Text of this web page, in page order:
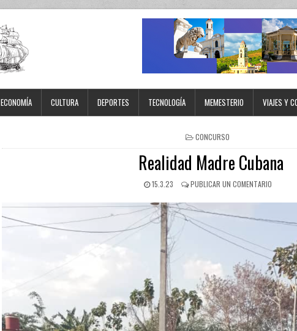
ECONOMÍA CULTURA DEPORTES TECNOLOGÍA MEMESTERIO VIAJES Y
CONCURSO
Realidad Madre Cubana
15.3.23 PUBLICAR UN COMENTARIO